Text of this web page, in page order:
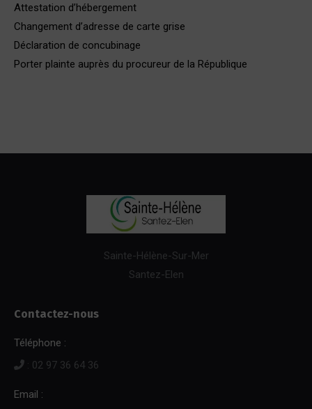
Attestation d’hébergement
Changement d’adresse de carte grise
Déclaration de concubinage
Porter plainte auprès du procureur de la République
Sainte-Hélène-Sur-Mer
Santez-Elen
Contactez-nous
Téléphone :
: 02 97 36 64 36
Email :